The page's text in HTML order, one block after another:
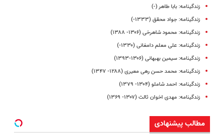
زندگینامه: بابا طاهر (-)
زندگینامه: جواد محقق (۱۳۳۳-)
زندگینامه: محمود شاهرخی (۱۳۰۶- ۱۳۸۸)
زندگینامه: علی معلم دامغانی (۱۳۳۰-)
زندگینامه: سیمین بهبهانی (۱۳۰۶-۱۳۹۳)
زندگینامه: محمد حسن رهی معیری (۱۲۸۸- ۱۳۴۷)
زندگینامه: احمد شاملو (۱۳۰۴- ۱۳۷۹)
زندگینامه: مهدی اخوان ثالث (۱۳۰۷- ۱۳۶۹)
مطالب پیشنهادی